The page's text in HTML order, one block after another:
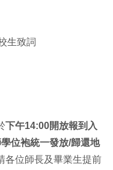
生致詞
下午14:00開放報到入
位袍統一發放/歸還地
各位師長及畢業生提前